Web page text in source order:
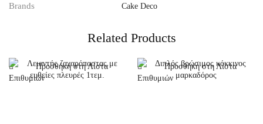
Brands Cake Deco
Related Products
Προσθήκη στη Λίστα
Επιθυμιών
Προσθήκη στη Λίστα
Επιθυμιών